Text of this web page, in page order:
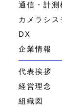
通信・計測
カメラシス
DX
企業情報
代表挨拶
経営理念
組織図